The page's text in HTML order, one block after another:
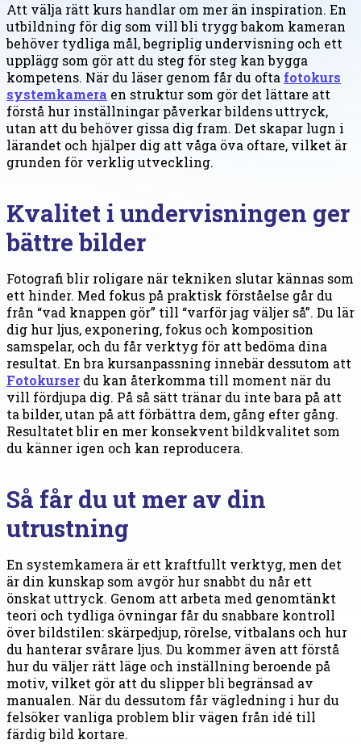
Att välja rätt kurs handlar om mer än inspiration. En
utbildning för dig som vill bli trygg bakom kameran
behöver tydliga mål, begriplig undervisning och ett
upplägg som gör att du steg för steg kan bygga
kompetens. När du läser genom får du ofta fotokurs
systemkamera en struktur som gör det lättare att
förstå hur inställningar påverkar bildens uttryck,
utan att du behöver gissa dig fram. Det skapar lugn i
lärandet och hjälper dig att våga öva oftare, vilket är
grunden för verklig utveckling.
Kvalitet i undervisningen ger
bättre bilder
Fotografi blir roligare när tekniken slutar kännas som
ett hinder. Med fokus på praktisk förståelse går du
från “vad knappen gör” till “varför jag väljer så”. Du lär
dig hur ljus, exponering, fokus och komposition
samspelar, och du får verktyg för att bedöma dina
resultat. En bra kursanpassning innebär dessutom att
Fotokurser du kan återkomma till moment när du
vill fördjupa dig. På så sätt tränar du inte bara på att
ta bilder, utan på att förbättra dem, gång efter gång.
Resultatet blir en mer konsekvent bildkvalitet som
du känner igen och kan reproducera.
Så får du ut mer av din
utrustning
En systemkamera är ett kraftfullt verktyg, men det
är din kunskap som avgör hur snabbt du når ett
önskat uttryck. Genom att arbeta med genomtänkt
teori och tydliga övningar får du snabbare kontroll
över bildstilen: skärpedjup, rörelse, vitbalans och hur
du hanterar svårare ljus. Du kommer även att förstå
hur du väljer rätt läge och inställning beroende på
motiv, vilket gör att du slipper bli begränsad av
manualen. När du dessutom får vägledning i hur du
felsöker vanliga problem blir vägen från idé till
färdig bild kortare.